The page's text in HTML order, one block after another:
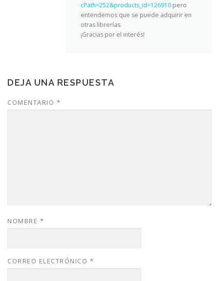
cPath=252&products_id=126910 pero
entendemos que se puede adquirir en
otras librerías.
¡Gracias por el interés!
DEJA UNA RESPUESTA
COMENTARIO *
NOMBRE *
CORREO ELECTRÓNICO *